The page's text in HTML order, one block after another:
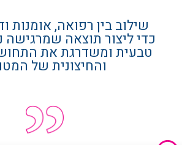
שילוב בין רפואה, אומנות
כדי ליצור תוצאה שמרגישה
טבעית ומשדרגת את
והחיצונית של